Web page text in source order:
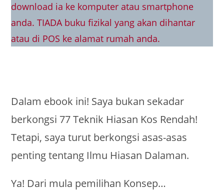
download ia ke komputer atau smartphone
anda. TIADA buku fizikal yang akan dihantar
atau di POS ke alamat rumah anda.
Dalam ebook ini! Saya bukan sekadar
berkongsi 77 Teknik Hiasan Kos Rendah!
Tetapi, saya turut berkongsi asas-asas
penting tentang Ilmu Hiasan Dalaman.
Ya! Dari mula pemilihan Konsep…